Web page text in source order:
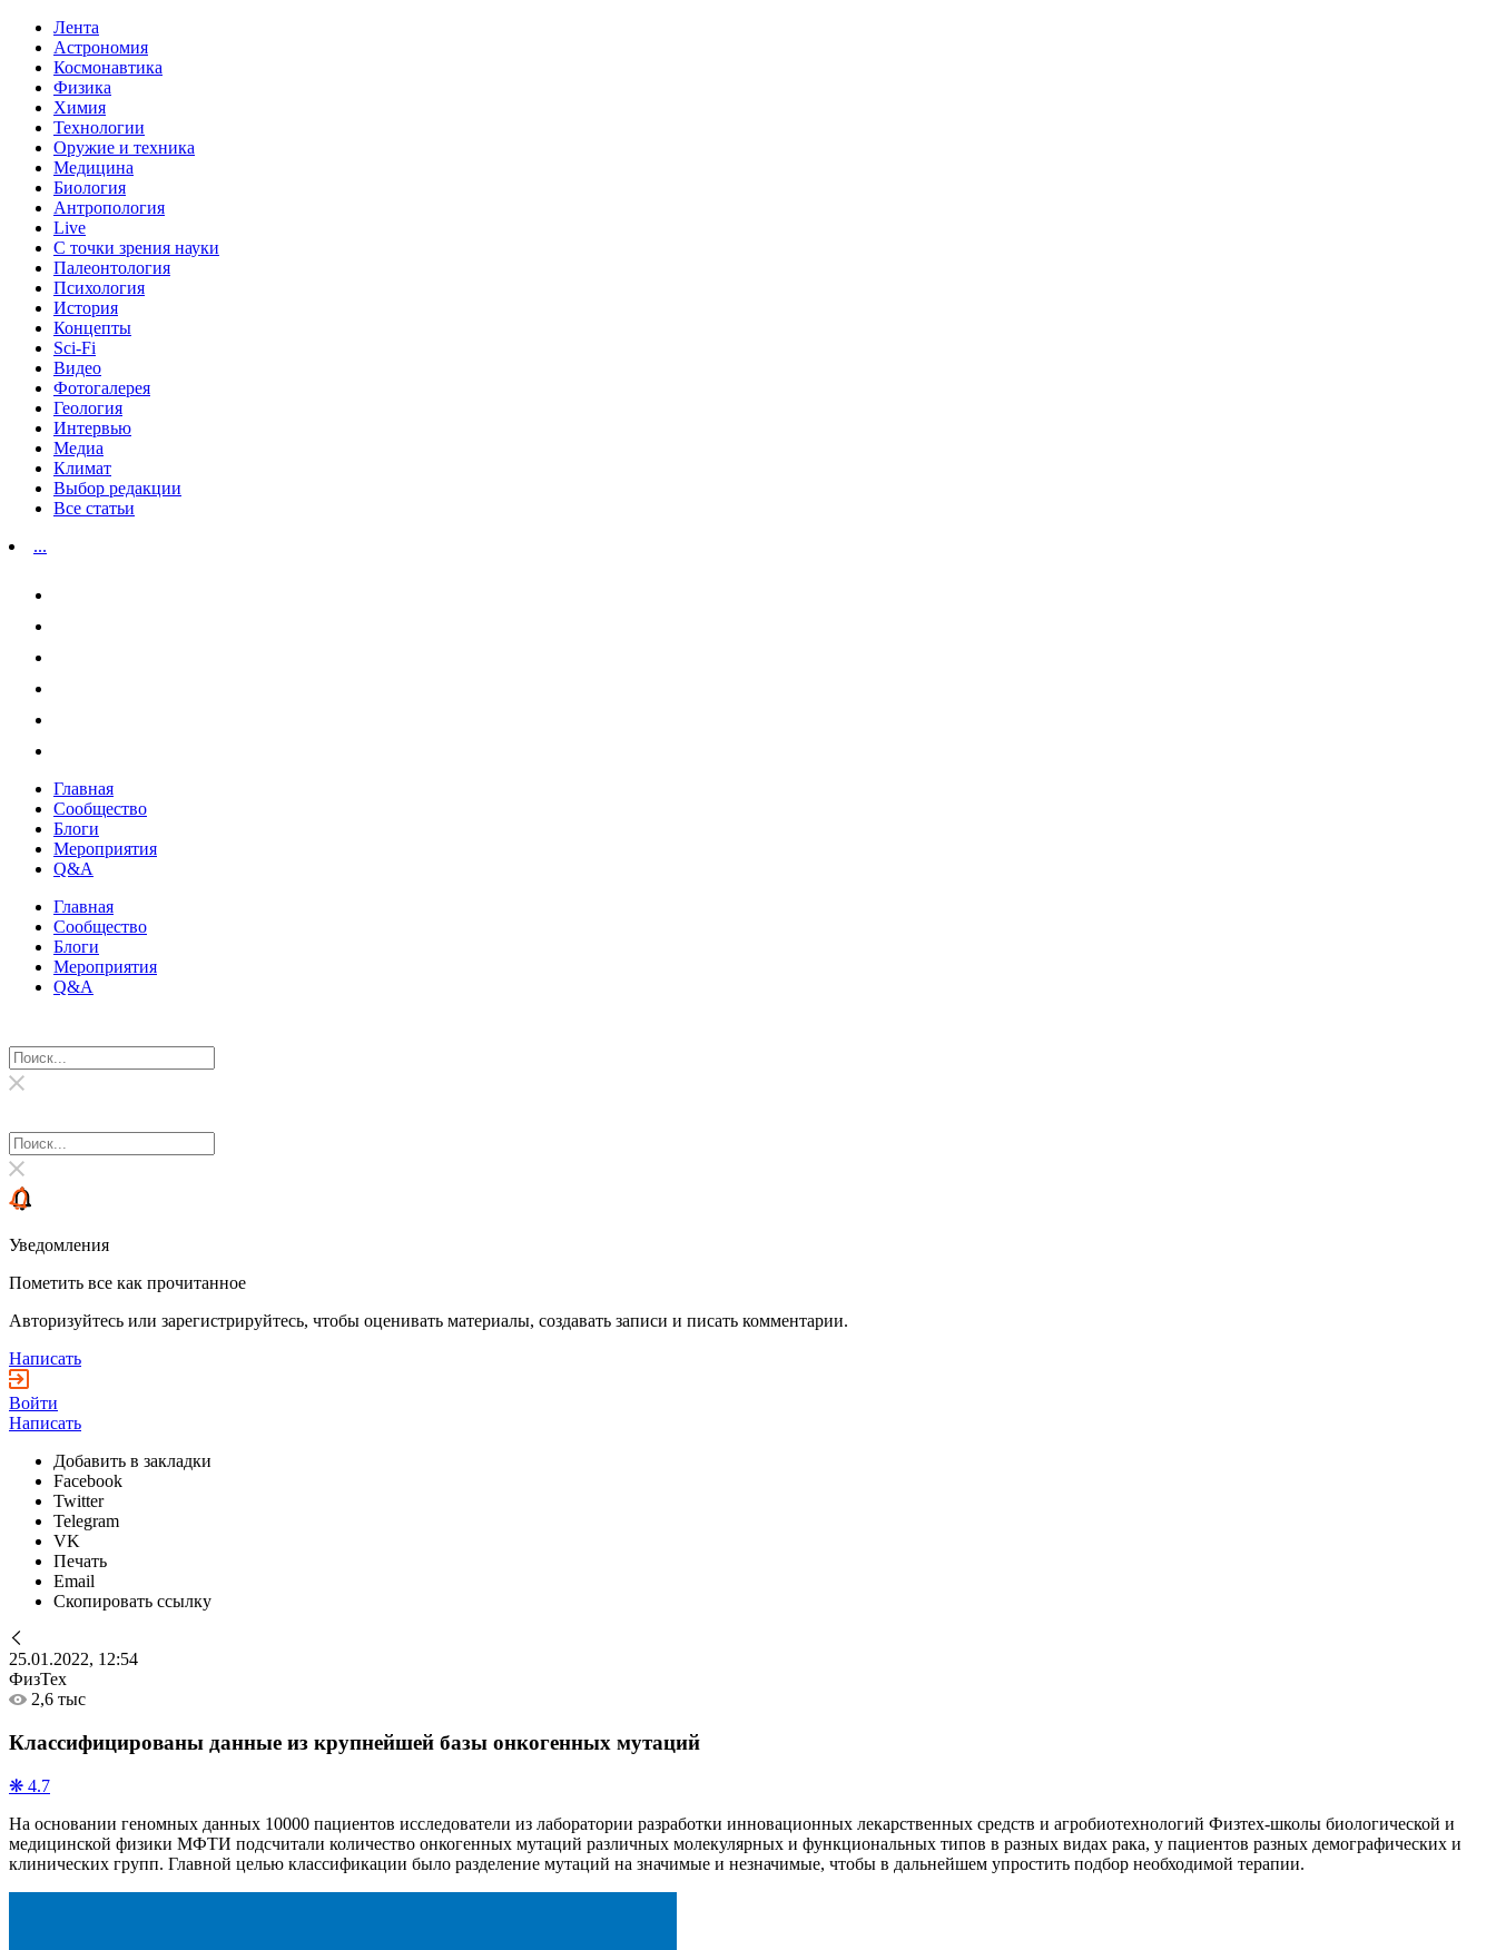
Лента
Астрономия
Космонавтика
Физика
Химия
Технологии
Оружие и техника
Медицина
Биология
Антропология
Live
С точки зрения науки
Палеонтология
Психология
История
Концепты
Sci-Fi
Видео
Фотогалерея
Геология
Интервью
Медиа
Климат
Выбор редакции
Все статьи
...
Главная
Сообщество
Блоги
Мероприятия
Q&A
Главная
Сообщество
Блоги
Мероприятия
Q&A
Уведомления
Пометить все как прочитанное
Авторизуйтесь или зарегистрируйтесь, чтобы оценивать материалы, создавать записи и писать комментарии.
Написать
Войти
Написать
Добавить в закладки
Facebook
Twitter
Telegram
VK
Печать
Email
Скопировать ссылку
25.01.2022, 12:54
ФизТех
2,6 тыс
Классифицированы данные из крупнейшей базы онкогенных мутаций
❋ 4.7
На основании геномных данных 10000 пациентов исследователи из лаборатории разработки инновационных лекарственных средств и агробиотехнологий Физтех-школы биологической и
медицинской физики МФТИ подсчитали количество онкогенных мутаций различных молекулярных и функциональных типов в разных видах рака, у пациентов разных демографических и
клинических групп. Главной целью классификации было разделение мутаций на значимые и незначимые, чтобы в дальнейшем упростить подбор необходимой терапии.